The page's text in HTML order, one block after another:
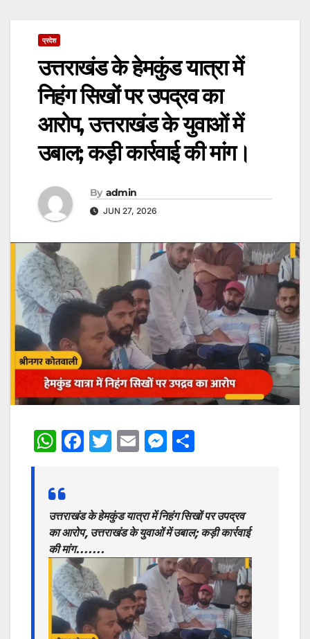
प्रदेश
उत्तराखंड के हेमकुंड यात्रा में
निहंग सिखों पर उपद्रव का
आरोप, उत्तराखंड के युवाओं में
उबाल; कड़ी कार्रवाई की मांग।
By admin
JUN 27, 2026
W
at
s
A
p
p
F
e
b
o
o
k
T
er
E
l
M
s
e
n
g
er
e
उत्तराखंड के हेमकुंड यात्रा में निहंग सिखों पर उपद्रव
का आरोप, उत्तराखंड के युवाओं में उबाल; कड़ी कार्रवाई
की मांग…….